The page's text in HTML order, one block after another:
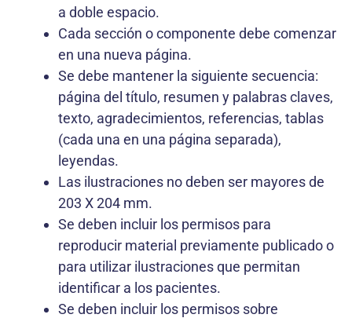
a doble espacio.
Cada sección o componente debe comenzar
en una nueva página.
Se debe mantener la siguiente secuencia:
página del título, resumen y palabras claves,
texto, agradecimientos, referencias, tablas
(cada una en una página separada),
leyendas.
Las ilustraciones no deben ser mayores de
203 X 204 mm.
Se deben incluir los permisos para
reproducir material previamente publicado o
para utilizar ilustraciones que permitan
identificar a los pacientes.
Se deben incluir los permisos sobre